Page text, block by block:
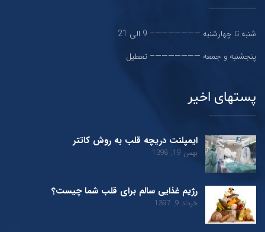
شنبه تا چهارشنبه ———————– 9 الی 21
پنجشنبه و جمعه ———————– تعطیل
پستهای اخیر
ایمپلنت دریچه قلب به روش کاتتر
بهمن 19, 1398
رژیم غذایی سالم برای قلب شما چیست؟
خرداد 9, 1397